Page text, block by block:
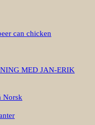
can chicken
MED JAN-ERIK
Norsk